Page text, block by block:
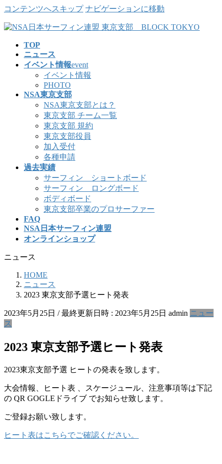
コンテンツへスキップ ナビゲーションに移動
TOP
ニュース
イベント情報event
イベント情報
PHOTO
NSA東京支部
NSA東京支部とは？
東京支部 チーム一覧
東京支部 規約
東京支部役員
加入受付
各種申請
過去実績
サーフィン ショートボード
サーフィン ロングボード
ボディボード
東京支部卒業のプロサーファー
FAQ
NSA日本サーフィン連盟
オンラインショップ
ニュース
HOME
ニュース
2023 東京支部予選ヒート発表
2023年5月25日 / 最終更新日時 : 2023年5月25日 admin ニュー
ス
2023 東京支部予選ヒート発表
2023東京支部予選 ヒートの発表を致します。
大会情報、ヒート表 、スケージュール、注意事項等は下記
の QR GOGLEドライブ でお知らせ致します。
ご登録お願い致します。
ヒート表はこちらでご確認ください。